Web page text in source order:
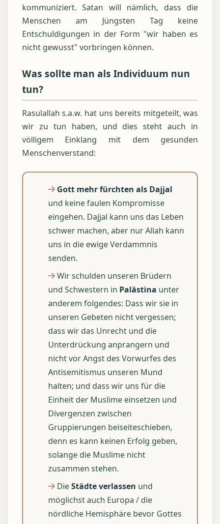
kommuniziert. Satan will nämlich, dass die
Menschen am Jüngsten Tag keine
Entschuldigungen in der Form "wir haben es
nicht gewusst" vorbringen können.
Was sollte man als Individuum nun
tun?
Rasulallah s.a.w. hat uns bereits mitgeteilt, was
wir zu tun haben, und dies steht auch in
völligem Einklang mit dem gesunden
Menschenverstand:
Gott mehr fürchten als Dajjal
und keine faulen Kompromisse
eingehen. Dajjal kann uns das Leben
schwer machen, aber nur Allah kann
uns in die ewige Verdammnis
senden.
Wir schulden unseren Brüdern
und Schwestern in Palästina unter
anderem folgendes: Dass wir sie in
unseren Gebeten nicht vergessen;
dass wir das Unrecht und die
Unterdrückung anprangern und
nicht vor Angst des Vorwurfes des
Antisemitismus unseren Mund
halten; und dass wir uns für die
Einheit der Muslime einsetzen und
Divergenzen zwischen
Gruppierungen beiseiteschieben,
denn es kann keinen Erfolg geben,
solange die Muslime nicht
zusammen stehen.
DieStädte verlassen und
möglichst auch Europa / die
nördliche Hemisphäre bevor Gottes